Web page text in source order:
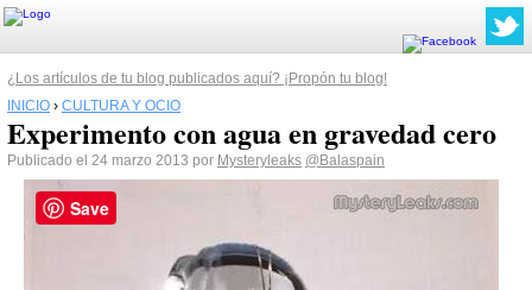
¿Los artículos de tu blog publicados aquí? ¡Propón tu blog!
INICIO › CULTURA Y OCIO
Experimento con agua en gravedad cero
Publicado el 24 marzo 2013 por Mysteryleaks @Balaspain
Save